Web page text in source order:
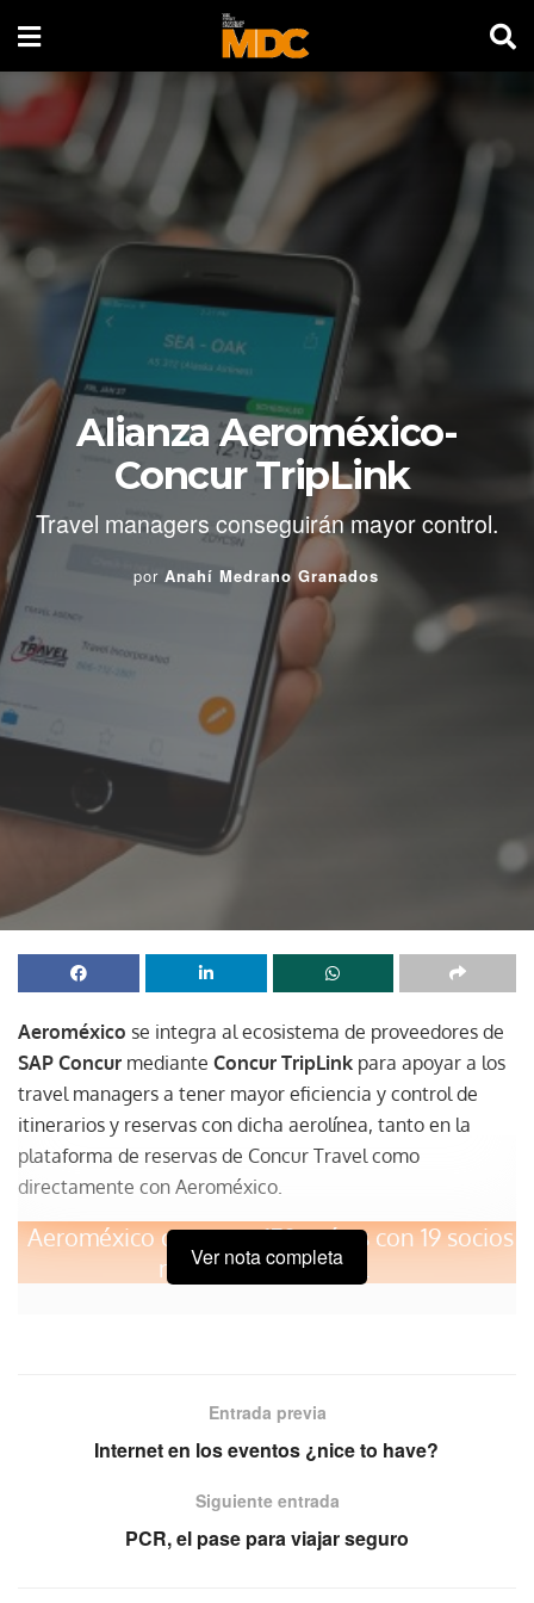
Alianza Aeroméxico-
Concur TripLink
Travel managers conseguirán mayor control.
por Anahí Medrano Granados
Aeroméxico se integra al ecosistema de proveedores de
SAP Concur mediante Concur TripLink para apoyar a los
travel managers a tener mayor eficiencia y control de
itinerarios y reservas con dicha aerolínea, tanto en la
plataforma de reservas de Concur Travel como
directamente con Aeroméxico.
Aeroméxico opera en 170 países con 19 socios
mediante SkyTeam.
incorpora reservas realizadas fuera de los canales
tradicionales a un programa de viajes gestionado
Más de 14,000 empresas utilizan Concur
Ver nota completa
Entrada previa
Internet en los eventos ¿nice to have?
Siguiente entrada
PCR, el pase para viajar seguro